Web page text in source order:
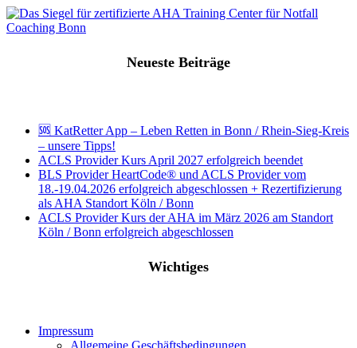
Neueste Beiträge
🆘 KatRetter App – Leben Retten in Bonn / Rhein-Sieg-Kreis
– unsere Tipps!
ACLS Provider Kurs April 2027 erfolgreich beendet
BLS Provider HeartCode® und ACLS Provider vom
18.-19.04.2026 erfolgreich abgeschlossen + Rezertifizierung
als AHA Standort Köln / Bonn
ACLS Provider Kurs der AHA im März 2026 am Standort
Köln / Bonn erfolgreich abgeschlossen
Wichtiges
Impressum
Allgemeine Geschäftsbedingungen